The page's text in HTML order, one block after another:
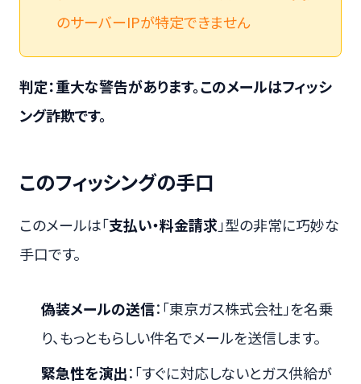
のサーバーIPが特定できません
判定：重大な警告があります。このメールはフィッシ
ング詐欺です。
このフィッシングの手口
このメールは「支払い・料金請求」型の非常に巧妙な
手口です。
偽装メールの送信：「東京ガス株式会社」を名乗
り、もっともらしい件名でメールを送信します。
緊急性を演出：「すぐに対応しないとガス供給が